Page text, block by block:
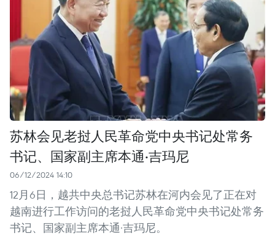
苏林会见老挝人民革命党中央书记处常务
书记、国家副主席本通·吉玛尼
06/12/2024 14:10
12月6日，越共中央总书记苏林在河内会见了正在对
越南进行工作访问的老挝人民革命党中央书记处常务
书记、国家副主席本通·吉玛尼。